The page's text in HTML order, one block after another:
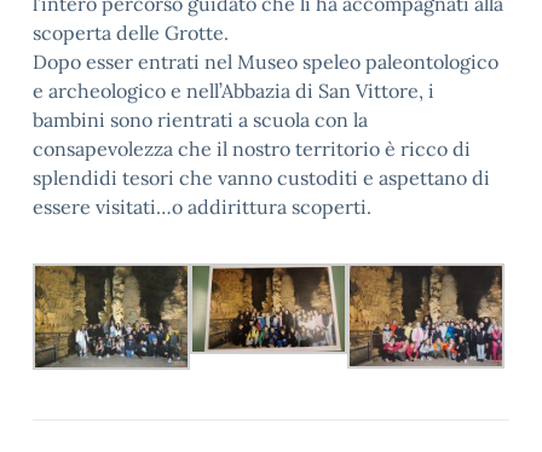
scoperta delle Grotte.
Dopo esser entrati nel Museo speleo paleontologico
e archeologico e nell’Abbazia di San Vittore, i
bambini sono rientrati a scuola con la
consapevolezza che il nostro territorio è ricco di
splendidi tesori che vanno custoditi e aspettano di
essere visitati…o addirittura scoperti.